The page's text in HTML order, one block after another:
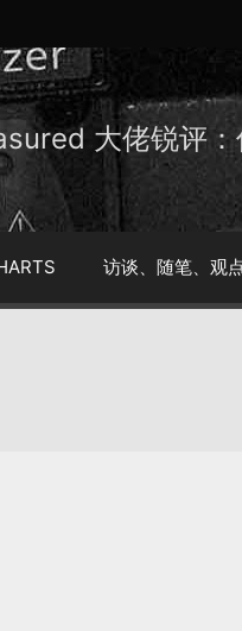
大佬锐评
访谈、随笔、观